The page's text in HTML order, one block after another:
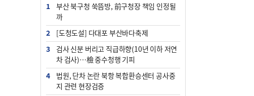
1
부산 북구청 쑥뜸방, 前구청장 책임 인정될
까
2
[도청도설] 다대포 부산바다축제
3
검사 신분 버리고 직급하향(10년 이하 저연
차 검사)…檢 중수청행 기피
4
법원, 단차 논란 북항 복합환승센터 공사중
지 관련 현장검증